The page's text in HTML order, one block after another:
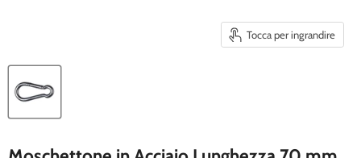
Tocca per ingrandire